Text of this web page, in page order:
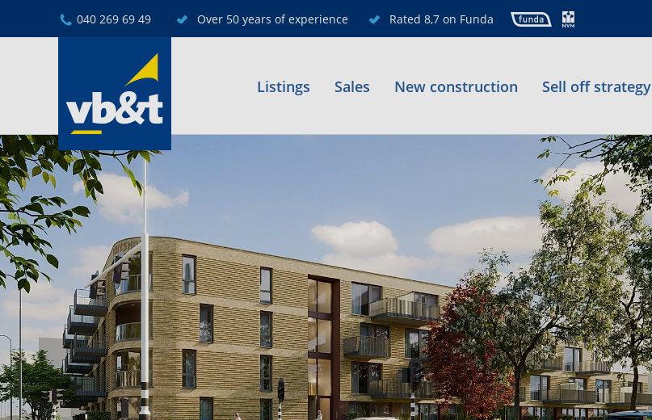
040 269 69 49 Over 50 years of experience Rated 8,7 on Funda
Listings Sales New construction Sell off strategy